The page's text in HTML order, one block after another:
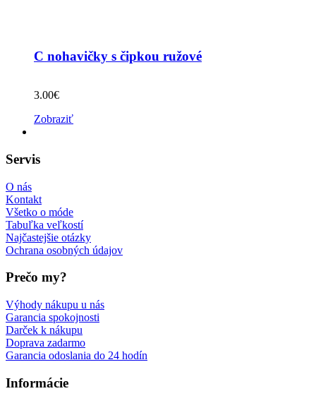
C nohavičky s čipkou ružové
3.00€
Zobraziť
Servis
O nás
Kontakt
Všetko o móde
Tabuľka veľkostí
Najčastejšie otázky
Ochrana osobných údajov
Prečo my?
Výhody nákupu u nás
Garancia spokojnosti
Darček k nákupu
Doprava zadarmo
Garancia odoslania do 24 hodín
Informácie